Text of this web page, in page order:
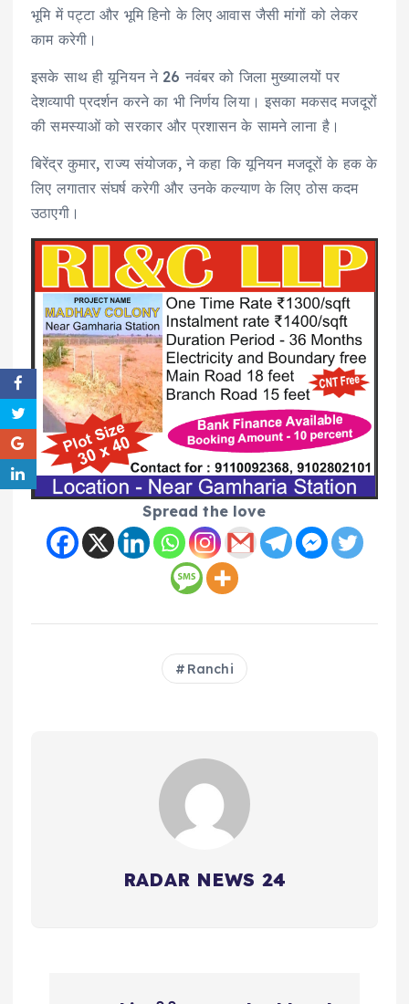
भूमि में पट्टा और भूमि हिनो के लिए आवास जैसी मांगों को लेकर
काम करेगी।
इसके साथ ही यूनियन ने 26 नवंबर को जिला मुख्यालयों पर
देशव्यापी प्रदर्शन करने का भी निर्णय लिया। इसका मकसद मजदूरों
की समस्याओं को सरकार और प्रशासन के सामने लाना है।
बिरेंद्र कुमार, राज्य संयोजक, ने कहा कि यूनियन मजदूरों के हक के
लिए लगातार संघर्ष करेगी और उनके कल्याण के लिए ठोस कदम
उठाएगी।
Spread the love
Ranchi
RADAR NEWS 24